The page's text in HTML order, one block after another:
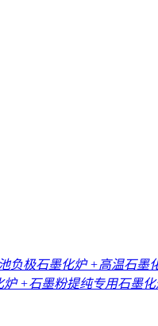
负极石墨化炉+高温石墨
炉+石墨粉提纯专用石墨